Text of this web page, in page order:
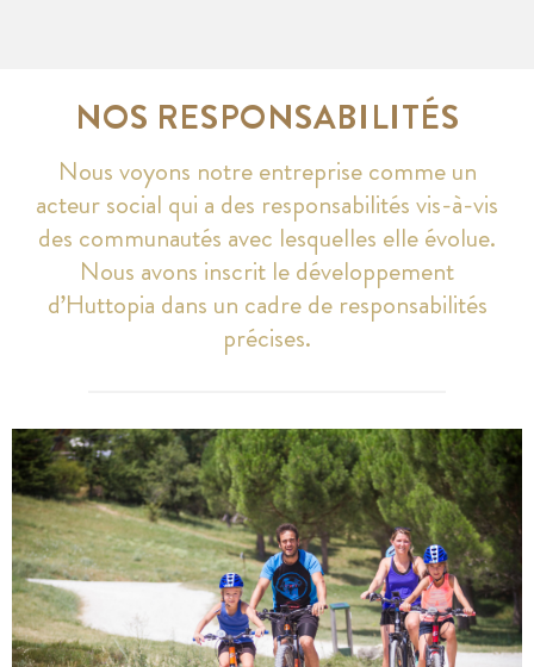
NOS RESPONSABILITÉS
Nous voyons notre entreprise comme un
acteur social qui a des responsabilités vis-à-vis
des communautés avec lesquelles elle évolue.
Nous avons inscrit le développement
d’Huttopia dans un cadre de responsabilités
précises.